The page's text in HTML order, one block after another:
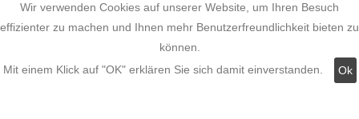
Kundeninformationen:
Wir verwenden Cookies auf unserer Website, um Ihren Besuch
effizienter zu machen und Ihnen mehr Benutzerfreundlichkeit bieten zu
können.
Mit einem Klick auf "OK" erklären Sie sich damit einverstanden.
Ok